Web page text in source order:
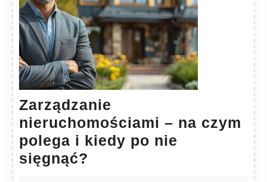
Zarządzanie
nieruchomościami – na czym
polega i kiedy po nie
sięgnąć?